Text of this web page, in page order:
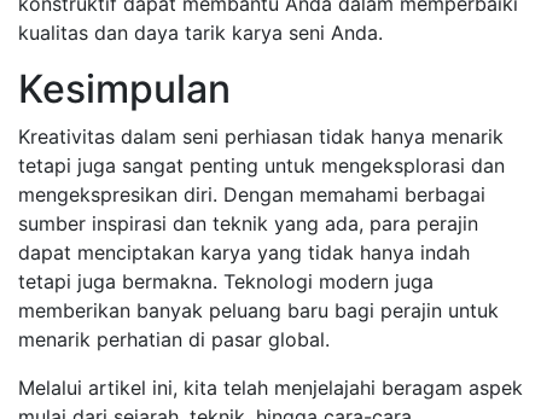
kualitas dan daya tarik karya seni Anda.
Kesimpulan
Kreativitas dalam seni perhiasan tidak hanya menarik
tetapi juga sangat penting untuk mengeksplorasi dan
mengekspresikan diri. Dengan memahami berbagai
sumber inspirasi dan teknik yang ada, para perajin
dapat menciptakan karya yang tidak hanya indah
tetapi juga bermakna. Teknologi modern juga
memberikan banyak peluang baru bagi perajin untuk
menarik perhatian di pasar global.
Melalui artikel ini, kita telah menjelajahi beragam aspek